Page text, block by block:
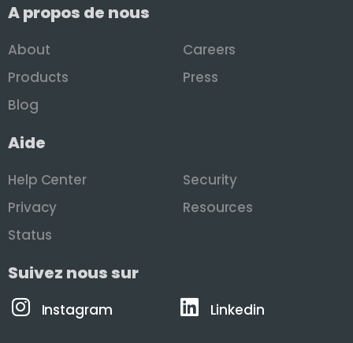
A propos de nous
About
Products
Blog
Careers
Press
Aide
Help Center
Privacy
Status
Security
Resources
Suivez nous sur
Instagram Linkedin